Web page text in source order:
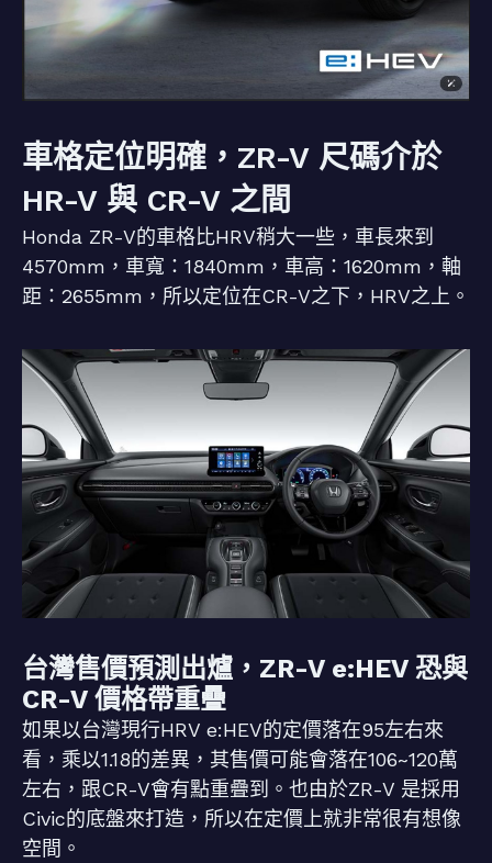
車格定位明確，ZR-V 尺碼介於
HR-V 與 CR-V 之間
Honda ZR-V的車格比HRV稍大一些，車長來到
4570mm，車寬：1840mm，車高：1620mm，軸
距：2655mm，所以定位在CR-V之下，HRV之上。
台灣售價預測出爐，ZR-V e:HEV 恐與
CR-V 價格帶重疊
如果以台灣現行HRV e:HEV的定價落在95左右來
看，乘以1.18的差異，其售價可能會落在106~120萬
左右，跟CR-V會有點重疊到。也由於ZR-V 是採用
Civic的底盤來打造，所以在定價上就非常很有想像
空間。